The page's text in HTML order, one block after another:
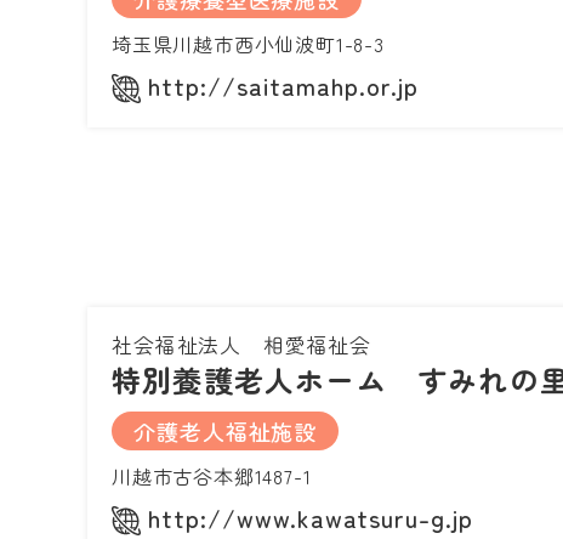
埼玉県川越市西小仙波町1-8-3
http://saitamahp.or.jp
社会福祉法人 相愛福祉会
特別養護老人ホーム すみれの
介護老人福祉施設
川越市古谷本郷1487-1
http://www.kawatsuru-g.jp